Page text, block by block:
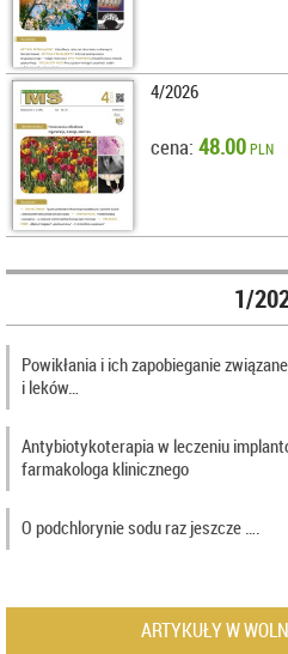
4/2026
cena: 48.00PLN
1/
Powikłania i ich zapobieganie
i leków…
Antybiotykoterapia w leczeniu
farmakologa klinicznego
O podchlorynie sodu raz jeszcze ….
ARTYKUŁY W